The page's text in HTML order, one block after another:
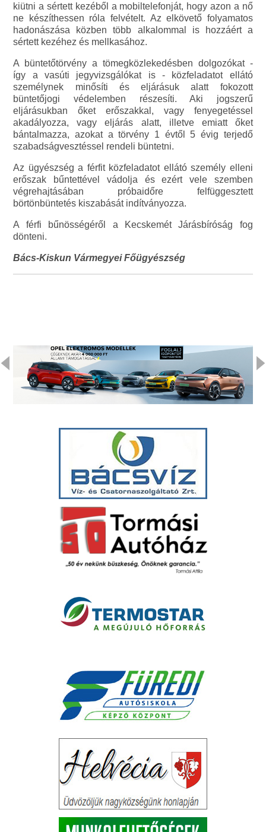
kiütni a sértett kezéből a mobiltelefonját, hogy azon a nő
ne készíthessen róla felvételt. Az elkövető folyamatos
hadonászása közben több alkalommal is hozzáért a
sértett kezéhez és mellkasához.
A büntetőtörvény a tömegközlekedésben dolgozókat -
így a vasúti jegyvizsgálókat is - közfeladatot ellátó
személynek minősíti és eljárásuk alatt fokozott
büntetőjogi védelemben részesíti. Aki jogszerű
eljárásukban őket erőszakkal, vagy fenyegetéssel
akadályozza, vagy eljárás alatt, illetve emiatt őket
bántalmazza, azokat a törvény 1 évtől 5 évig terjedő
szabadságvesztéssel rendeli büntetni.
Az ügyészség a férfit közfeladatot ellátó személy elleni
erőszak bűntettével vádolja és ezért vele szemben
végrehajtásában próbaidőre felfüggesztett
börtönbüntetés kiszabását indítványozza.
A férfi bűnösségéről a Kecskemét Járásbíróság fog
dönteni.
Bács-Kiskun Vármegyei Főügyészség